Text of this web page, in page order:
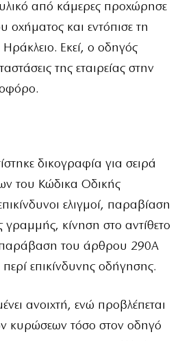
από κάμερες προχώρησε
οχήματος και εντόπισε τη
Εκεί, ο οδηγός
της εταιρείας στην
δικογραφία για σειρά
του Κώδικα Οδικής
ελιγμοί, παραβίαση
γραμμής, κίνηση στο αντίθετο
παράβαση του άρθρου 290Α
επικίνδυνης οδήγησης.
ανοιχτή, ενώ προβλέπεται
κυρώσεων τόσο στον οδηγό